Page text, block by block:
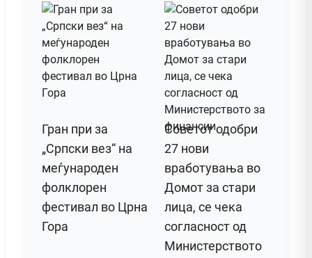
Гран при за
„Српски вез“ на
меѓународен
фолклорен
фестивал во Црна
Гора
Советот одобри
27 нови
вработувања во
Домот за стари
лица, се чека
согласност од
Министерството